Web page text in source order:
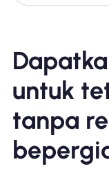
untuk
tanpa